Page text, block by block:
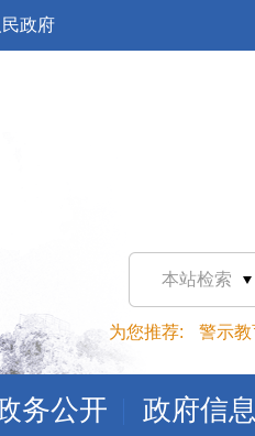
政府
本站检索
为您推荐: 警示教
务公开 政府信